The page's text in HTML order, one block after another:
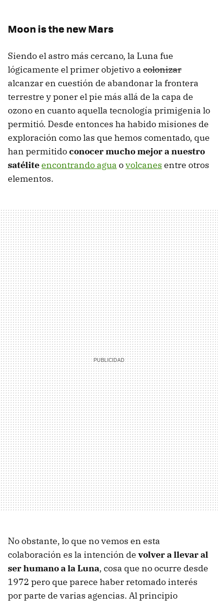
Moon is the new Mars
Siendo el astro más cercano, la Luna fue
lógicamente el primer objetivo a colonizar
alcanzar en cuestión de abandonar la frontera
terrestre y poner el pie más allá de la capa de
ozono en cuanto aquella tecnología primigenia lo
permitió. Desde entonces ha habido misiones de
exploración como las que hemos comentado, que
han permitidoconocer mucho mejor a nuestro
satéliteencontrando agua ovolcanes entre otros
elementos.
No obstante, lo que no vemos en esta
colaboración es la intención de volver a llevar al
ser humano a la Luna, cosa que no ocurre desde
1972 pero que parece haber retomado interés
por parte de varias agencias. Al principio